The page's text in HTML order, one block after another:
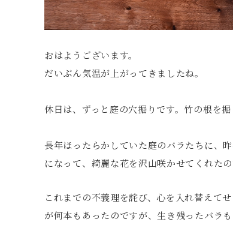
おはようございます。
だいぶん気温が上がってきましたね。
休日は、ずっと庭の穴掘りです。竹の根を
長年ほったらかしていた庭のバラたちに、
になって、綺麗な花を沢山咲かせてくれたの
これまでの不義理を詫び、心を入れ替えて
が何本もあったのですが、生き残ったバラ